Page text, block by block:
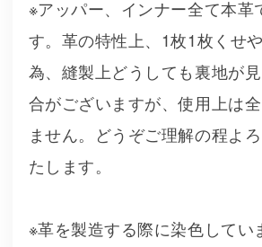
※アッパー、インナー全て本革
す。革の特性上、1枚1枚くせ
為、縫製上どうしても裏地が
合がございますが、使用上は
ません。どうぞご理解の程よ
たします。
※革を製造する際に染色してい